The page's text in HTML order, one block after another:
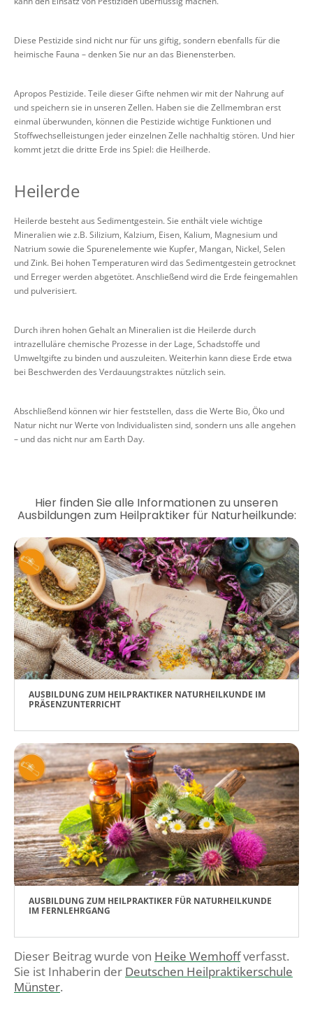
Diese Pestizide sind nicht nur für uns giftig, sondern ebenfalls für die
heimische Fauna – denken Sie nur an das Bienensterben.
Apropos Pestizide. Teile dieser Gifte nehmen wir mit der Nahrung auf
und speichern sie in unseren Zellen. Haben sie die Zellmembran erst
einmal überwunden, können die Pestizide wichtige Funktionen und
Stoffwechselleistungen jeder einzelnen Zelle nachhaltig stören. Und hier
kommt jetzt die dritte Erde ins Spiel: die Heilherde.
Heilerde
Heilerde besteht aus Sedimentgestein. Sie enthält viele wichtige
Mineralien wie z.B. Silizium, Kalzium, Eisen, Kalium, Magnesium und
Natrium sowie die Spurenelemente wie Kupfer, Mangan, Nickel, Selen
und Zink. Bei hohen Temperaturen wird das Sedimentgestein getrocknet
und Erreger werden abgetötet. Anschließend wird die Erde feingemahlen
und pulverisiert.
Durch ihren hohen Gehalt an Mineralien ist die Heilerde durch
intrazelluläre chemische Prozesse in der Lage, Schadstoffe und
Umweltgifte zu binden und auszuleiten. Weiterhin kann diese Erde etwa
bei Beschwerden des Verdauungstraktes nützlich sein.
Abschließend können wir hier feststellen, dass die Werte Bio, Öko und
Natur nicht nur Werte von Individualisten sind, sondern uns alle angehen
– und das nicht nur am Earth Day.
Hier finden Sie alle Informationen zu unseren
Ausbildungen zum Heilpraktiker für Naturheilkunde:
AUSBILDUNG ZUM HEILPRAKTIKER NATURHEILKUNDE IM
PRÄSENZUNTERRICHT
AUSBILDUNG ZUM HEILPRAKTIKER FÜR NATURHEILKUNDE
IM FERNLEHRGANG
Dieser Beitrag wurde von Heike Wemhoffverfasst.
Sie ist Inhaberin der Deutschen Heilpraktikerschule
Münster.